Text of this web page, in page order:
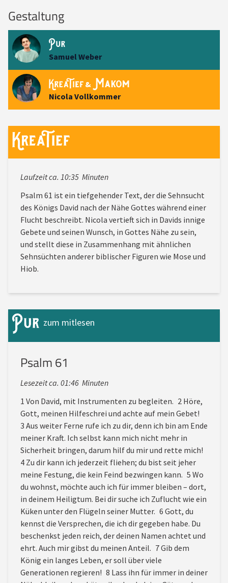
Gestaltung
Samuel Weber
&
Nicola Vollkommer
Laufzeit ca. 10:35 Minuten
Psalm 61 ist ein tiefgehender Text, der die Sehnsucht
des Königs David nach der Nähe Gottes während einer
Flucht beschreibt. Nicola vertieft sich in Davids innige
Gebete und seinen Wunsch, in Gottes Nähe zu sein,
und stellt diese in Zusammenhang mit ähnlichen
Sehnsüchten anderer biblischer Figuren wie Mose und
Hiob.
zum mitlesen
Psalm 61
Lesezeit ca. 01:46 Minuten
1 Von David, mit Instrumenten zu begleiten. 2 Höre,
Gott, meinen Hilfeschrei und achte auf mein Gebet!
3 Aus weiter Ferne rufe ich zu dir, denn ich bin am Ende
meiner Kraft. Ich selbst kann mich nicht mehr in
Sicherheit bringen, darum hilf du mir und rette mich!
4 Zu dir kann ich jederzeit fliehen; du bist seit jeher
meine Festung, die kein Feind bezwingen kann. 5 Wo
du wohnst, möchte auch ich für immer bleiben – dort,
in deinem Heiligtum. Bei dir suche ich Zuflucht wie ein
Küken unter den Flügeln seiner Mutter. 6 Gott, du
kennst die Versprechen, die ich dir gegeben habe. Du
beschenkst jeden reich, der deinen Namen achtet und
ehrt. Auch mir gibst du meinen Anteil. 7 Gib dem
König ein langes Leben, er soll über viele
Generationen regieren! 8 Lass ihn für immer in deiner